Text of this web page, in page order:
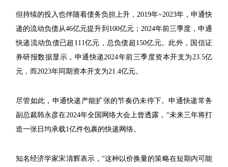
但持续的投入也伴随着债务负担上升，2019年~2023年，申通快
递的流动负债从46亿元提升到100亿元；2024年前三季度，申通
快递流动负债已超111亿元，总负债超150亿元。此外，国信证
券研报数据显示，申通快递2024年前三季度资本开支为23.5亿
元，而2023年同期资本开支为21.4亿元。
尽管如此，申通快递产能扩张的节奏仍未停下。申通快递常务
副总裁韩永彦在2024年全国网络大会上曾透露，“未来三年将打
造一张日均承载1亿件包裹的快递网络。
知名经济学家宋清辉表示，“这种以价换量的策略在短期内可能